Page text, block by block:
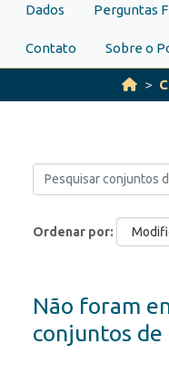
Dados Perguntas
Contato Sobre o
Ordenar por
Não foram
conjuntos de